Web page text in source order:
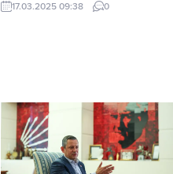
çalışmalar sonucunda önemli bir
paket kaçak sigara ele geçirildi.
Şanlıurfa İl Jandarma Komutanlığı
tarafından yapılan açıklamaya
göre,...
17.03.2025 09:38 0